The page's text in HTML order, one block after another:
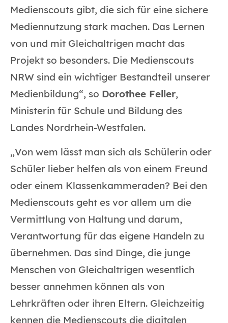
Medienscouts gibt, die sich für eine sichere
Mediennutzung stark machen. Das Lernen
von und mit Gleichaltrigen macht das
Projekt so besonders. Die Medienscouts
NRW sind ein wichtiger Bestandteil unserer
Medienbildung“, so Dorothee Feller,
Ministerin für Schule und Bildung des
Landes Nordrhein-Westfalen.
„Von wem lässt man sich als Schülerin oder
Schüler lieber helfen als von einem Freund
oder einem Klassenkammeraden? Bei den
Medienscouts geht es vor allem um die
Vermittlung von Haltung und darum,
Verantwortung für das eigene Handeln zu
übernehmen. Das sind Dinge, die junge
Menschen von Gleichaltrigen wesentlich
besser annehmen können als von
Lehrkräften oder ihren Eltern. Gleichzeitig
kennen die Medienscouts die digitalen